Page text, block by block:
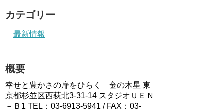
カテゴリー
最新情報
概要
幸せと豊かさの扉をひらく 金の木星 東
京都杉並区西荻北3-31-14 スタジオＵＥＮ
－Ｂ1 TEL：03-6913-5941 / FAX：03-